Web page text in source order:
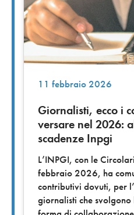
11 febbraio 2026
Giornalisti, ecco i
versare nel 2026:
scadenze Inpgi
L’INPGI, con le
febbraio 2026, ha
contributivi dovuti, per
giornalisti che